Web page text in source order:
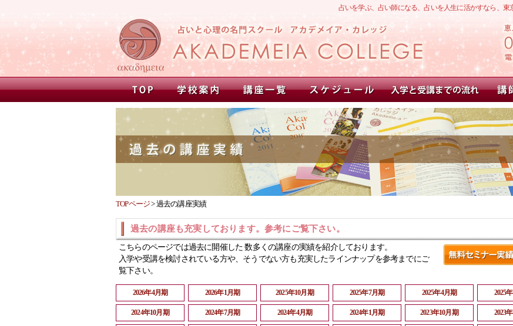
占いを学ぶ、占い師になる、占いを人生に活かすなら、
TOPページ>過去の講座実績
過去の講座も充実しております。参考にご覧下さい。
こちらのページでは過去に開催した 数多くの講座の実績を紹介しております。
入学や受講を検討されている方や、そうでない方も充実したラインナップを参考までにご
覧下さい。
2026年4月期 2026年1月期 2025年10月期 2025年7月期 2025年4月期 2025
2024年10月期 2024年7月期 2024年4月期 2024年1月期 2023年10月期 2023